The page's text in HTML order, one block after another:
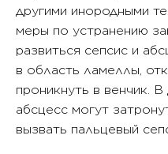
другими инородными
меры по устранению
развиться сепсис и
в область ламеллы,
проникнуть в венчик.
абсцесс могут
вызвать пальцевый